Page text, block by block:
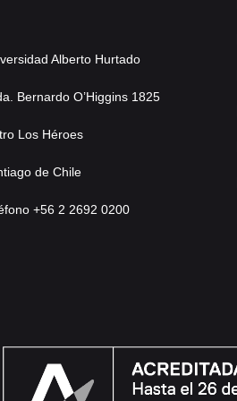
Alberto Hurtado
Bernardo O’Higgins 1825
Los Héroes
de Chile
+56 2 2692 0200